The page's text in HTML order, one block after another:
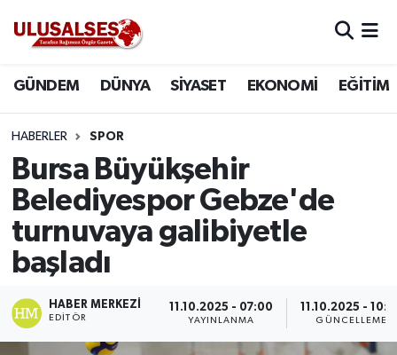
GÜNDEM DÜNYA SİYASET EKONOMİ EĞİTİM
HABERLER SPOR
Bursa Büyükşehir
Belediyespor Gebze'de
turnuvaya galibiyetle
başladı
HABER MERKEZI
EDITÖR
11.10.2025 - 07:00
YAYINLANMA
11.10.2025 -
GÜNCELLEME
DÜNYA
SİYASET
EKONOMİ
EĞİTİM
MAGAZİN
Trafik Durumu
Süper Lig Puan Durumu ve Fikstür
Tüm Manşetler
Son Dakika Haberleri